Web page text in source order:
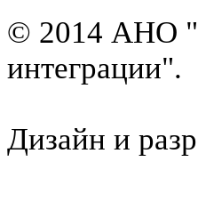
© 2014 АНО
интеграции".
Дизайн и